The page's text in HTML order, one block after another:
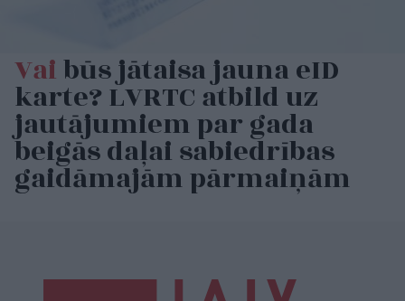
Vaibūs jātaisa jauna eID
karte? LVRTC atbild uz
jautājumiem par gada
beigās daļai sabiedrības
gaidāmajām pārmaiņām